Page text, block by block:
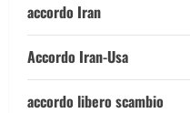
accordo Iran
Accordo Iran-Usa
accordo libero scambio